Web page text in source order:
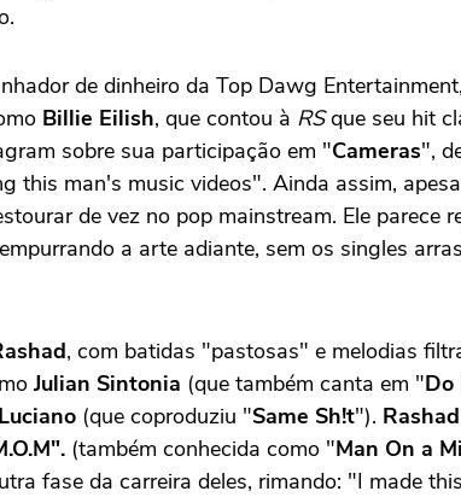
de dinheiro da Top Dawg Entertainment,
Billie Eilish, que contou à RSque seu hit
sobre sua participação em "Cameras",
man's music videos". Ainda assim,
de vez no pop mainstream. Ele parece
a arte adiante, sem os singles
, com batidas "pastosas" e melodias
Julian Sintonia (que também canta em "Do
(que coproduziu "Same Sh!t"). Rashad
(também conhecida como "Man On a
fase da carreira deles, rimando: "I made